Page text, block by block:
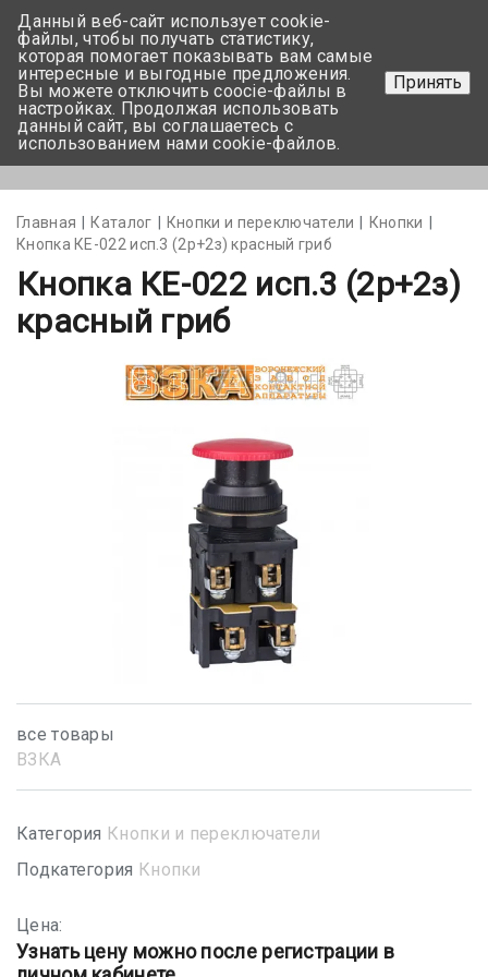
+375 17-350-99-56
+375 44-752-82-08
Задать вопрос
Главная Каталог Кнопки и переключатели
Кнопки
Кнопка КЕ-022 исп.3 (2р+2з) красный гриб
Кнопка КЕ-022 исп.3 (2р+2з)
красный гриб
все товары
ВЗКА
Категория Кнопки и переключатели
Подкатегория Кнопки
Цена:
Узнать цену можно после регистрации в
Данный веб-сайт использует cookie-
файлы, чтобы получать статистику,
которая помогает показывать вам самые
интересные и выгодные предложения.
Вы можете отключить coocie-файлы в
настройках. Продолжая использовать
данный сайт, вы соглашаетесь с
использованием нами cookie-файлов.
Принять